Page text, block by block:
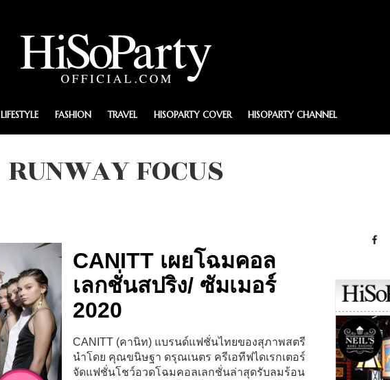
LIFESTYLE FASHION TRAVEL HISOPARTY COVER HISOPARTY CHANNEL
RUNWAY FOCUS
CANITT เผยโฉมคอล
เลกชั่นสปริง/ ซัมเมอร์
2020
CANITT (คานิท) แบรนด์แฟชั่นไทยของสุภาพสตรี
นำโดย คุณขนิษฐา ดรุณเนตร ครีเอทีฟไดเรกเตอร์
จัดแฟชั่นโชว์อวดโฉมคอลเลกชั่นล่าสุดรับลมร้อน